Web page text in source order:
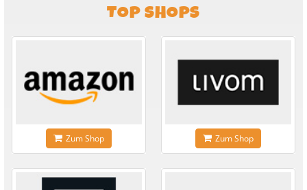
TOP SHOPS
Zum Shop Zum Shop